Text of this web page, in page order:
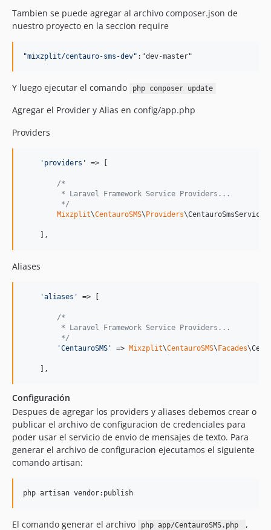
Tambien se puede agregar al archivo composer.json de
nuestro proyecto en la seccion require
"mixzplit/centauro-sms-dev" :"dev-master"
Y luego ejecutar el comando php composer update
Agregar el Provider y Alias en config/app.php
Providers
' providers ' => [
/*
         * Laravel Framework Service Providers...
         */
Mixzplit\CentauroSMS\ Providers
    ],
Aliases
'aliases ' => [
/*
         * Laravel Framework Service Providers...
         */
'CentauroSMS ' => Mixzplit\CentauroSMS\ Facades
    ],
Configuración
Despues de agregar los providers y aliases debemos crear o
publicar el archivo de configuracion de credenciales para
poder usar el servicio de envio de mensajes de texto. Para
generar el archivo de configuracion ejecutamos el siguiente
comando artisan:
php artisan vendor:publish
El comando generar el archivo php app/CentauroSMS.php ,